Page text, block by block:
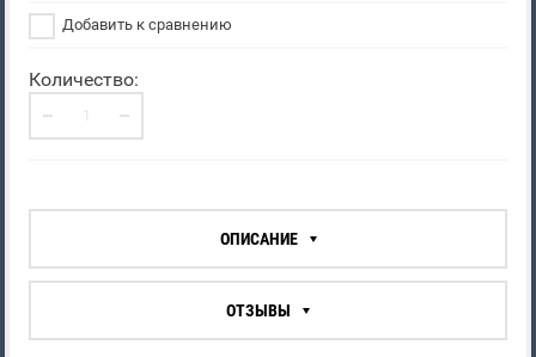
Добавить к сравнению
Количество:
ОПИСАНИЕ
ОТЗЫВЫ